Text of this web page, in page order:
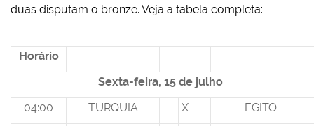
duas disputam o bronze. Veja a tabela completa:
Horário
Sexta-feira, 15 de julho
04:00
TURQUIA X
EGITO